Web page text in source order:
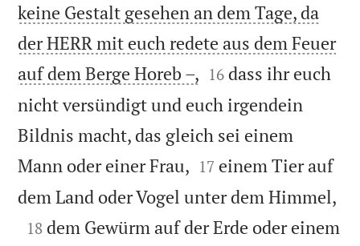
keine Gestalt gesehen an dem Tage, da
der HERR mit euch redete aus dem Feuer
auf dem Berge Horeb –, 

16 dass ihr euch
nicht versündigt und euch irgendein
Bildnis macht, das gleich sei einem
Mann oder einer Frau, 

17 einem Tier auf
dem Land oder Vogel unter dem Himmel,

18 dem Gewürm auf der Erde oder einem